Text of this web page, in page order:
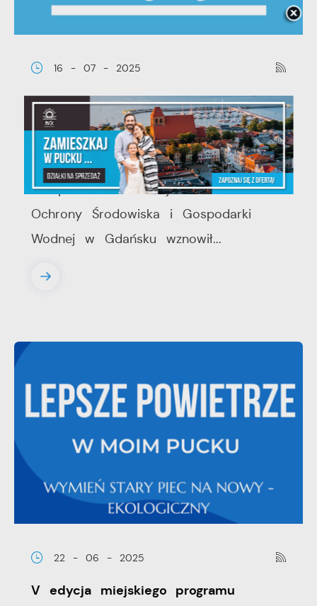
16 - 07 - 2025
Czyste Powietrze - wznowienie
naboru wniosków o dofinansowanie
zakupu i montażu kotłów gazowych
15 lipca 2025 r. Wojewódzki Fundusz
Ochrony Środowiska i Gospodarki
Wodnej w Gdańsku wznowił...
22 - 06 - 2025
V edycja miejskiego programu